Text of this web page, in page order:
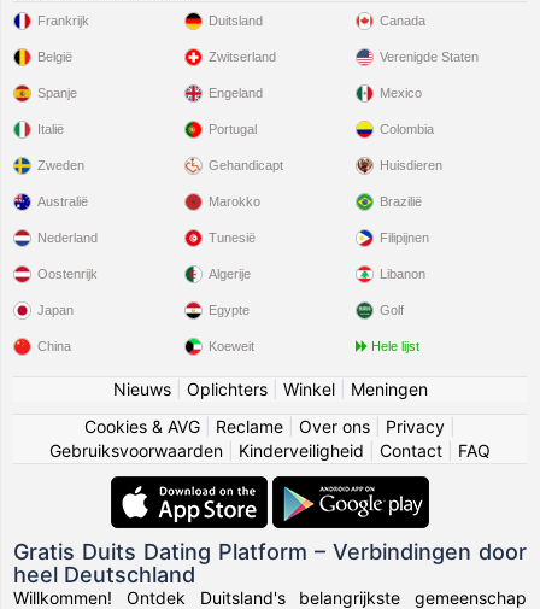
Frankrijk
België
Spanje
Italië
Zweden
Duitsland
Zwitserland
Engeland
Portugal
Gehandicapt
Canada
Verenigde Staten
Mexico
Colombia
Huisdieren
Australië
Nederland
Oostenrijk
Japan
China
Marokko
Tunesië
Algerije
Egypte
Koeweit
Brazilië
Filipijnen
Libanon
Golf
Hele lijst
Nieuws| Oplichters| Winkel| Meningen
Cookies & AVG
Reclame Over ons Privacy
Gebruiksvoorwaarden
Kinderveiligheid Contact FAQ
Gratis Duits Dating Platform – Verbindingen door
heel Deutschland
Willkommen! Ontdek Duitsland's belangrijkste gemeenschap